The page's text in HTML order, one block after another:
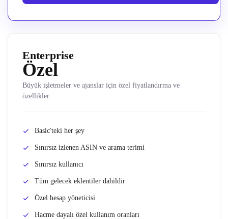
Enterprise
Özel
Büyük işletmeler ve ajanslar için özel fiyatlandırma ve
özellikler.
Basic'teki her şey
Sınırsız izlenen ASIN ve arama terimi
Sınırsız kullanıcı
Tüm gelecek eklentiler dahildir
Özel hesap yöneticisi
Hacme dayalı özel kullanım oranları